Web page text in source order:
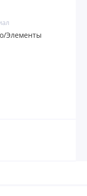
Элементы